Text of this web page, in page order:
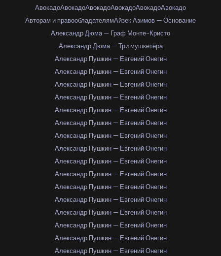
АвокадоАвокадоАвокадоАвокадоАвокадоАвокадо
Авторам и правообладателямАйзек Азимов — Основание
Александр Дюма — Граф Монте-Кристо
Александр Дюма — Три мушкетёра
Александр Пушкин — Евгений Онегин
Александр Пушкин — Евгений Онегин
Александр Пушкин — Евгений Онегин
Александр Пушкин — Евгений Онегин
Александр Пушкин — Евгений Онегин
Александр Пушкин — Евгений Онегин
Александр Пушкин — Евгений Онегин
Александр Пушкин — Евгений Онегин
Александр Пушкин — Евгений Онегин
Александр Пушкин — Евгений Онегин
Александр Пушкин — Евгений Онегин
Александр Пушкин — Евгений Онегин
Александр Пушкин — Евгений Онегин
Александр Пушкин — Евгений Онегин
Александр Пушкин — Евгений Онегин
Александр Пушкин — Евгений Онегин